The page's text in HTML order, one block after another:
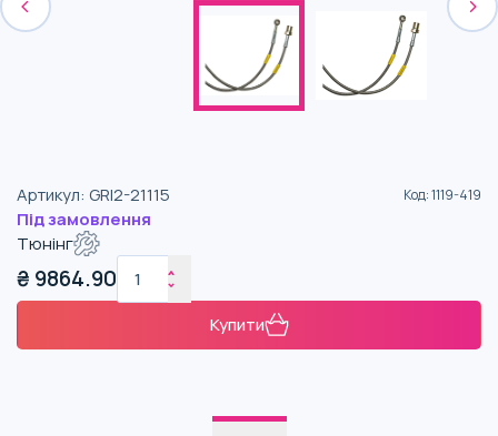
Артикул: GRI2-21115 Код:1119-419
Під замовлення
Тюнінг
₴ 9864.90
Купити